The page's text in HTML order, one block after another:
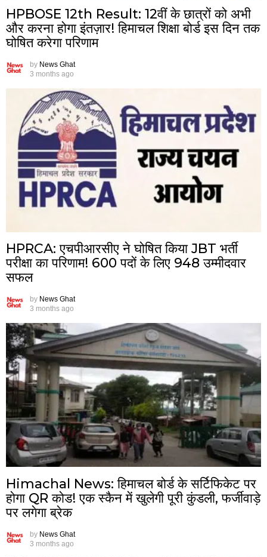
HPBOSE 12th Result: 12वीं के छात्रों को अभी
और करना होगा इंतज़ार! हिमाचल शिक्षा बोर्ड इस दिन तक
घोषित करेगा परिणाम
by News Ghat
3 months ago
HPRCA: एचपीआरसीए ने घोषित किया JBT भर्ती
परीक्षा का परिणाम! 600 पदों के लिए 948 उम्मीदवार
सफल
by News Ghat
3 months ago
Himachal News: हिमाचल बोर्ड के सर्टिफिकेट पर
होगा QR कोड! एक स्कैन में खुलेगी पूरी कुंडली, फर्जीवाड़े
पर लगेगा ब्रेक
by News Ghat
3 months ago